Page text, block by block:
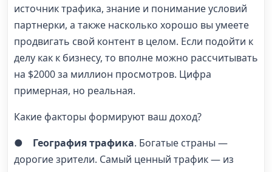
источник трафика, знание и понимание условий
партнерки, а также насколько хорошо вы умеете
продвигать свой контент в целом. Если подойти к
делу как к бизнесу, то вполне можно рассчитывать
на $2000 за миллион просмотров. Цифра
примерная, но реальная.
Какие факторы формируют ваш доход?
● География трафика. Богатые страны —
дорогие зрители. Самый ценный трафик — из